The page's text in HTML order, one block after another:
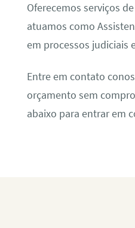
Oferecemos serviços
atuamos como
em processos judiciais
Entre em contato
orçamento sem
abaixo para entrar em